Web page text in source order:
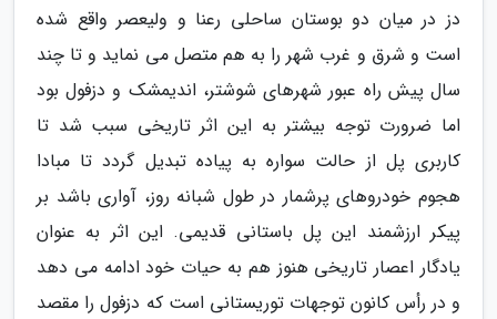
دز در میان دو بوستان ساحلی رعنا و ولیعصر واقع شده
است و شرق و غرب شهر را به هم متصل می نماید و تا چند
سال پیش راه عبور شهرهای شوشتر، اندیمشک و دزفول بود
اما ضرورت توجه بیشتر به این اثر تاریخی سبب شد تا
کاربری پل از حالت سواره به پیاده تبدیل گردد تا مبادا
هجوم خودروهای پرشمار در طول شبانه روز، آواری باشد بر
پیکر ارزشمند این پل باستانی قدیمی. این اثر به عنوان
یادگار اعصار تاریخی هنوز هم به حیات خود ادامه می دهد
و در رأس کانون توجهات توریستانی است که دزفول را مقصد